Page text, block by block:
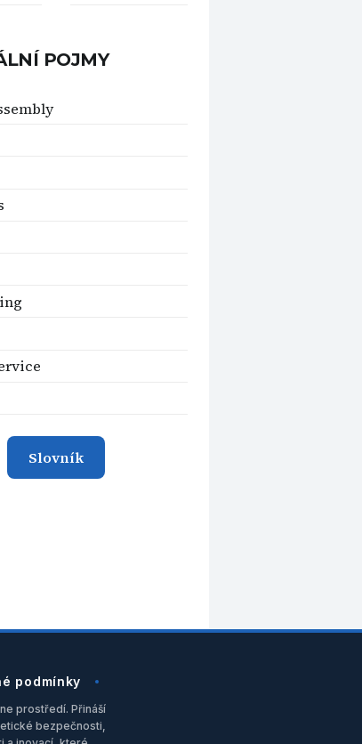
POJMY
Slovník
podmínky
prostředí. Přináší
bezpečnosti,